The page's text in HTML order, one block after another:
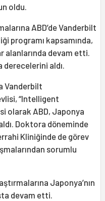
oldu.
ABD’de Vanderbilt
programı kapsamında,
alanlarında devam etti.
derecelerini aldı.
Vanderbilt
“Intelligent
olarak ABD, Japonya
Doktora döneminde
Kliniğinde de görev
sorumlu
Japonya’nın
devam etti.